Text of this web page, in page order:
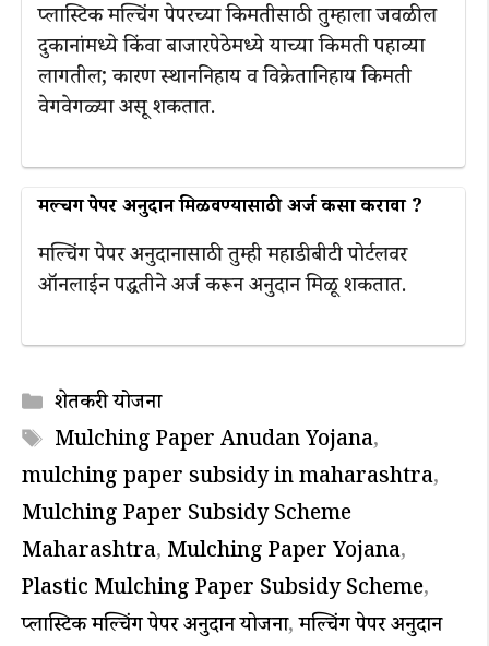
प्लास्टिक मल्चिंग पेपरच्या किमतीसाठी तुम्हाला जवळील
दुकानांमध्ये किंवा बाजारपेठेमध्ये याच्या किमती पहाव्या
लागतील; कारण स्थाननिहाय व विक्रेतानिहाय किमती
वेगवेगळ्या असू शकतात.
मल्चिंग पेपर अनुदान मिळवण्यासाठी अर्ज कसा करावा ?
मल्चिंग पेपर अनुदानासाठी तुम्ही महाडीबीटी पोर्टलवर
ऑनलाईन पद्धतीने अर्ज करून अनुदान मिळू शकतात.
Categories
शेतकरी योजना
Tags
Mulching Paper Anudan Yojana,
mulching paper subsidy in maharashtra,
Mulching Paper Subsidy Scheme
Maharashtra, Mulching Paper Yojana,
Plastic Mulching Paper Subsidy Scheme,
प्लास्टिक मल्चिंग पेपर अनुदान योजना,मल्चिंग पेपर अनुदान